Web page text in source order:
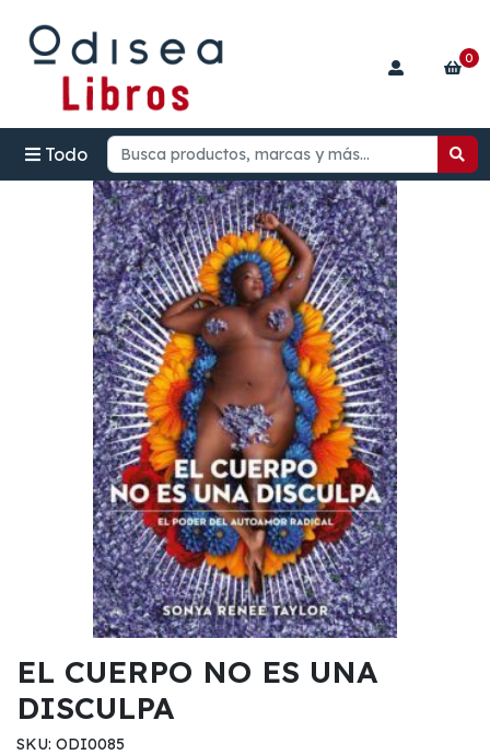
Todo
0
EL CUERPO NO ES UNA
DISCULPA
SKU: ODI0085